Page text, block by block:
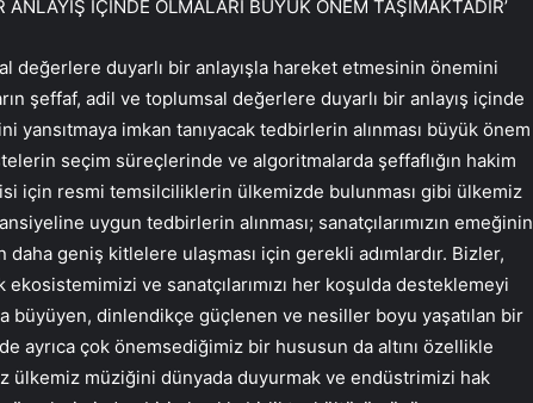
ANLAYIŞ İÇİNDE OLMALARI BÜYÜK ÖNEM TAŞIMAKTADIR’
değerlere duyarlı bir anlayışla hareket etmesinin önemini
şeffaf, adil ve toplumsal değerlere duyarlı bir anlayış içinde
imkan tanıyacak tedbirlerin alınması büyük önem
seçim süreçlerinde ve algoritmalarda şeffaflığın hakim
için resmi temsilciliklerin ülkemizde bulunması gibi ülkemiz
uygun tedbirlerin alınması; sanatçılarımızın emeğinin
daha geniş kitlelere ulaşması için gerekli adımlardır. Bizler,
ekosistemimizi ve sanatçılarımızı her koşulda desteklemeyi
büyüyen, dinlendikçe güçlenen ve nesiller boyu yaşatılan bir
ayrıca çok önemsediğimiz bir hususun da altını özellikle
ülkemiz müziğini dünyada duyurmak ve endüstrimizi hak